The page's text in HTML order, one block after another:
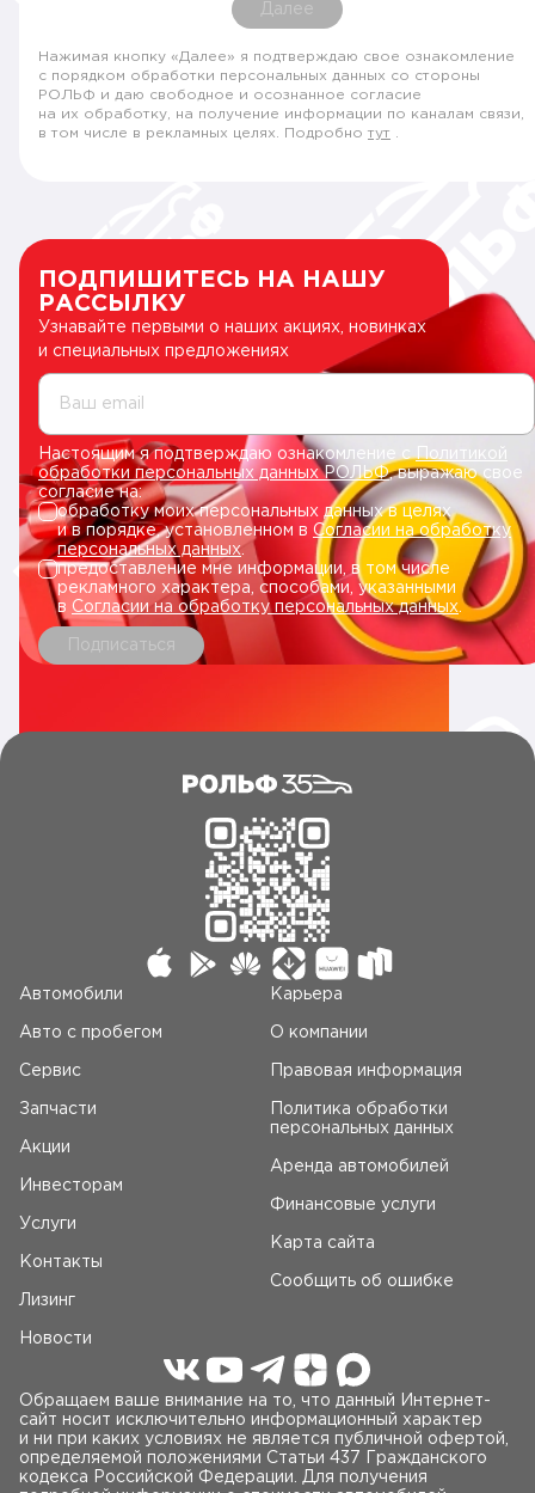
Далее
Нажимая кнопку «Далее» я подтверждаю свое ознакомление
с порядком обработки персональных данных со стороны
РОЛЬФ и даю свободное и осознанное согласие
на их обработку, на получение информации по каналам связи,
в том числе в рекламных целях. Подробно тут
ПОДПИШИТЕСЬ НА НАШУ
РАССЫЛКУ
Узнавайте первыми о наших акциях, новинках
и специальных предложениях
Ваш email
Настоящим я подтверждаю ознакомление сПолитикой
обработки персональных данных РОЛЬФ, выражаю свое
согласие на:
обработку моих персональных данных в целях
и в порядке, установленном в Согласии на обработку
персональных данных.
предоставление мне информации, в том числе
рекламного характера, способами, указанными
в Согласии на обработку персональных данных
Подписаться
Автомобили
Авто c пробегом
Сервис
Запчасти
Акции
Инвесторам
Услуги
Контакты
Лизинг
Новости
Карьера
О компании
Правовая информация
Политика обработки
персональных данных
Аренда автомобилей
Финансовые услуги
Карта сайта
Сообщить об ошибке
Обращаем ваше внимание на то, что данный Интернет-
сайт носит исключительно информационный характер
и ни при каких условиях не является публичной офертой,
определяемой положениями Статьи 437 Гражданского
кодекса Российской Федерации. Для получения